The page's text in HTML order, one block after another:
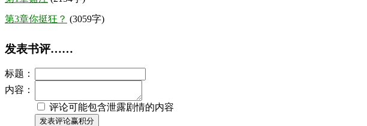
第3章你挺狂？ (3059字)
发表书评……
标题：
内容：
评论可能包含泄露剧情的内容